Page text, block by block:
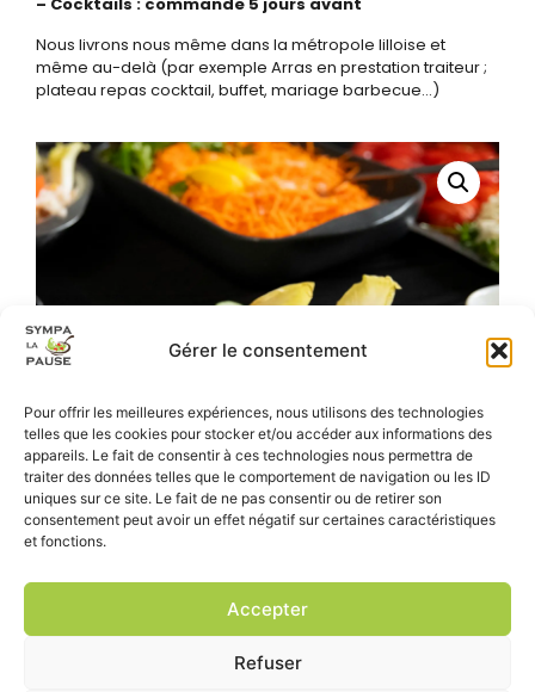
Gérer le consentement
Pour offrir les meilleures expériences, nous utilisons des technologies
telles que les cookies pour stocker et/ou accéder aux informations des
appareils. Le fait de consentir à ces technologies nous permettra de
traiter des données telles que le comportement de navigation ou les ID
uniques sur ce site. Le fait de ne pas consentir ou de retirer son
consentement peut avoir un effet négatif sur certaines caractéristiques
et fonctions.
Accepter
Refuser
– Cocktails : commande 5 jours avant
Nous livrons nous même dans la métropole lilloise et
même au-delà (par exemple Arras en prestation traiteur ;
plateau repas cocktail, buffet, mariage barbecue…)